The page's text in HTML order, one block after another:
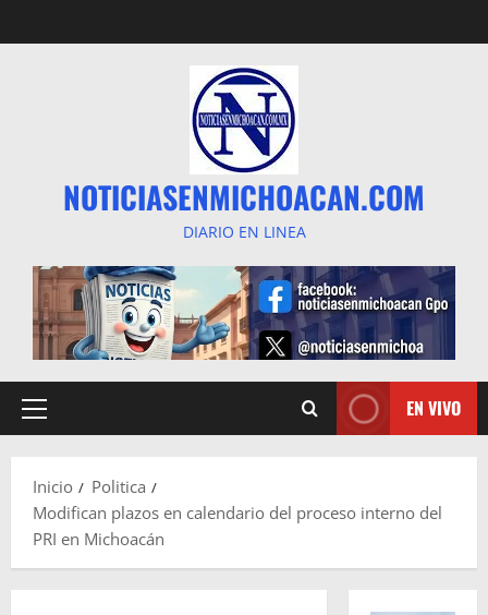
al
NOTICIASENMICHOACAN.COM
DIARIO EN LINEA
Menú
EN VIVO
Inicio
Politica
Modifican plazos en calendario del proceso interno del
PRI en Michoacán